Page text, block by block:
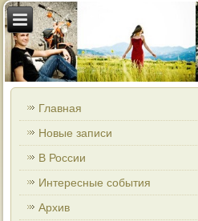
Главная
Новые записи
В России
Интересные события
Архив